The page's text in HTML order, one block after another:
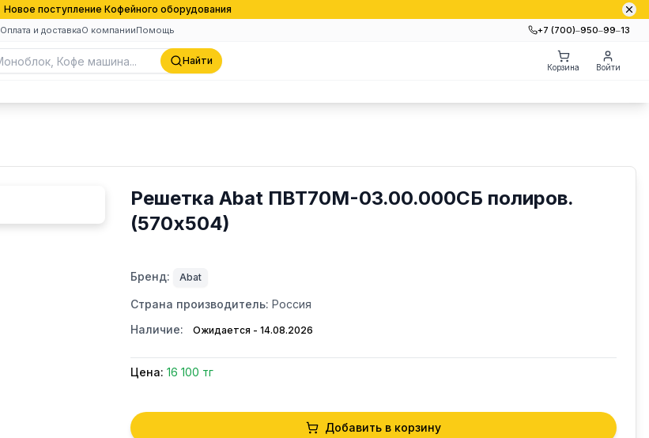
Новое поступление Кофейного оборудования
Оплата и доставкаО компанииПомощь +7 (700)‒950‒99‒13
Найти
Корзина Войти
Решетка Abat ПВТ70М-03.00.000СБ полиров.
(570х504)
Бренд: Abat
Страна производитель: Россия
Наличие:
Ожидается - 14.08.2026
Цена: 16 100 тг
Добавить в корзину